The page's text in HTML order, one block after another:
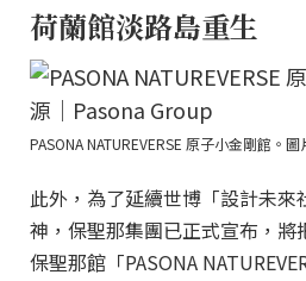
荷蘭館淡路島重生
PASONA NATUREVERSE 原子小金剛館。
此外，為了延續世博「設計未來
神，保聖那集團已正式宣布，將
保聖那館「PASONA